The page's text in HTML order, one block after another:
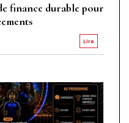
finance durable pour
Lire